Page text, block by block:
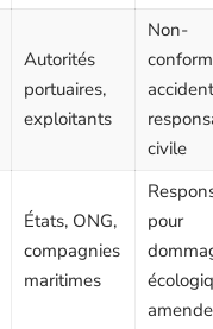
Autorités
portuaires,
exploitants
Non-
civile
États, ONG,
compagnies
maritimes
pour